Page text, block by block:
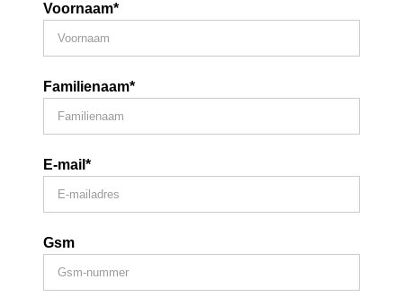
Voornaam*
Familienaam*
E-mail*
Gsm